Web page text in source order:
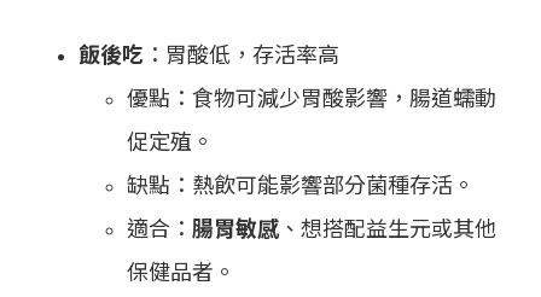
飯後吃 ：胃酸低，存活率高
優點：食物可減少胃酸影響，腸道蠕動
促定殖。
缺點：熱飲可能影響部分菌種存活。
適合： 腸胃敏感、想搭配益生元或其他
保健品者。